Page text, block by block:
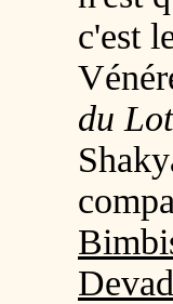
c'est
du